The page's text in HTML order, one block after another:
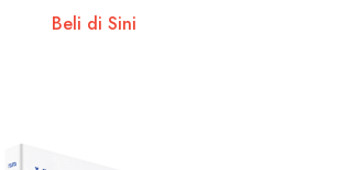
Beli di Sini